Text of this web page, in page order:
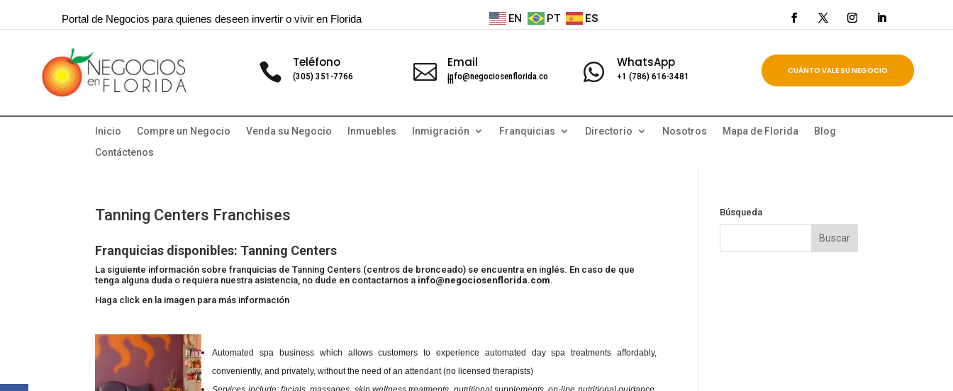
Portal de Negocios para quienes deseen invertir o vivir en Florida EN PT ES
 Teléfono
(305) 351-7766  Email
info@negociosenflorida.co
m  WhatsApp
+1 (786) 616-3481
CUÁNTO VALE SU NEGOCIO
Inicio Compre un Negocio Venda su Negocio Inmuebles Inmigración Franquicias Directorio Nosotros Mapa de Florida
Blog
Contáctenos
Tanning Centers Franchises
Franquicias disponibles: Tanning Centers
La siguiente información sobre franquicias de Tanning Centers (centros de bronceado) se encuentra en inglés. En caso de que
tenga alguna duda o requiera nuestra asistencia, no dude en contactarnos a info@negociosenflorida.com.
Haga click en la imagen para más información
Automated spa business which allows customers to experience automated day spa treatments affordably,
conveniently, and privately, without the need of an attendant (no licensed therapists)
Búsqueda